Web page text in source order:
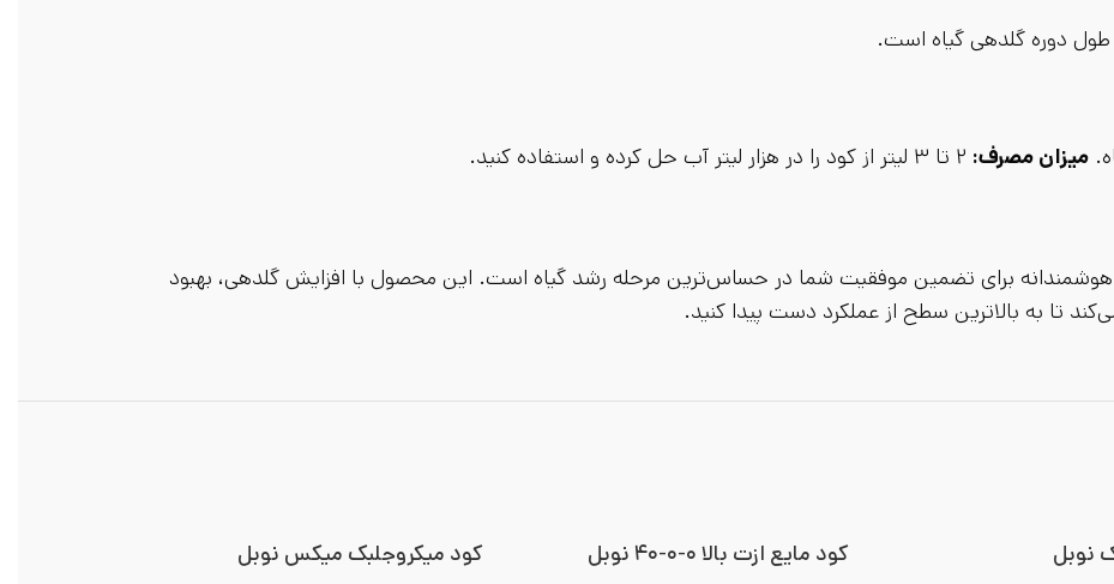
طول دوره گلدهی گیاه است.
میزان مصرف:
برای تضمین موفقیت شما در حساس‌ترین مرحله رشد گیاه است. این محصول با افزایش گلدهی، بهبود
تا به بالاترین سطح از عملکرد دست پیدا کنید.
نوبل
کود مایع ازت بالا ۰-۰-۴۰ نوبل
کود میکروجلبک میکس نوبل